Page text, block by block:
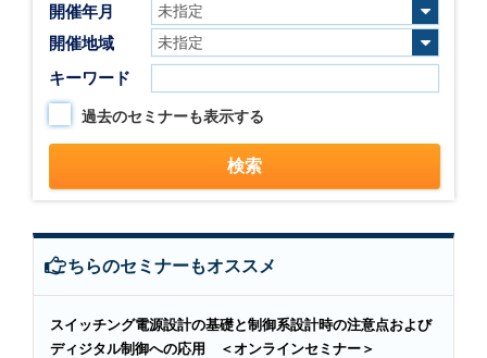
開催年月
開催地域
キーワード
過去のセミナーも表示する
こちらのセミナーもオススメ
スイッチング電源設計の基礎と制御系設計時の注意点および
ディジタル制御への応用 ＜オンラインセミナー＞